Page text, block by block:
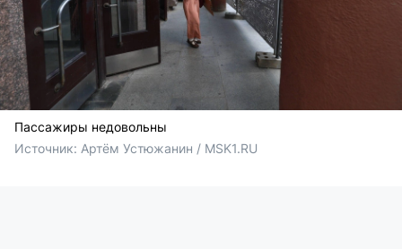
Пассажиры недовольны
Источник: Артём Устюжанин / MSK1.RU